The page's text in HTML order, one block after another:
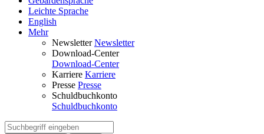
Leichte Sprache
English
Mehr
Newsletter Newsletter
Download-Center
Download-Center
Karriere Karriere
Presse Presse
Schuldbuchkonto
Schuldbuchkonto